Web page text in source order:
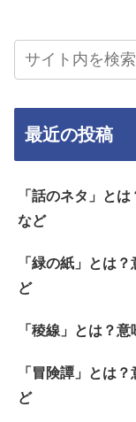
最近の投稿
「話のネタ」と
など
「緑の紙」とは
ど
「稜線」とは？
「冒険譚」とは
ど